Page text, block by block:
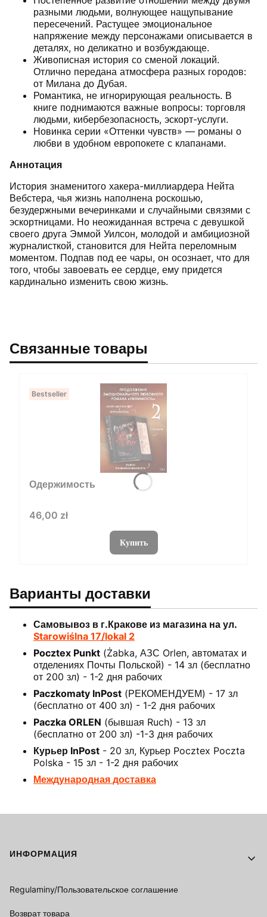
разными людьми, волнующее нащупывание
пересечений. Растущее эмоциональное
напряжение между персонажами описывается в
деталях, но деликатно и возбуждающе.
Живописная история со сменой локаций.
Отлично передана атмосфера разных городов:
от Милана до Дубая.
Романтика, не игнорирующая реальность. В
книге поднимаются важные вопросы: торговля
людьми, кибербезопасность, эскорт-услуги.
Новинка серии «Оттенки чувств» — романы о
любви в удобном европокете с клапанами.
Аннотация
История знаменитого хакера-миллиардера Нейта
Вебстера, чья жизнь наполнена роскошью,
безудержными вечеринками и случайными связями с
эскортницами. Но неожиданная встреча с девушкой
своего друга Эммой Уилсон, молодой и амбициозной
журналисткой, становится для Нейта переломным
моментом. Подпав под ее чары, он осознает, что для
того, чтобы завоевать ее сердце, ему придется
кардинально изменить свою жизнь.
Связанные товары
Bestseller
Одержимость
Цена
46,00 zł
Купить
Варианты доставки
Самовывоз в г.Кракове из магазина на ул.
Starowiślna 17/lokal 2
Pocztex Punkt (Żabka, АЗС Orlen, автоматах и
отделениях Почты Польской) - 14 зл (бесплатно
от 200 зл) - 1-2 дня рабочих
Paczkomaty InPost (РЕКОМЕНДУЕМ) - 17 зл
(бесплатно от 400 зл) - 1-2 дня рабочих
Paczka ORLEN (бывшая Ruch) - 13 зл
(бесплатно от 200 зл) -1-3 дня рабочих
Курьер InPost - 20 зл, Курьер Pocztex Poczta
Polska - 15 зл - 1-2 дня рабочих
Международная доставка
Footer menu
ИНФОРМАЦИЯ
Regulaminy/Пользовательское соглашение
Возврат товара